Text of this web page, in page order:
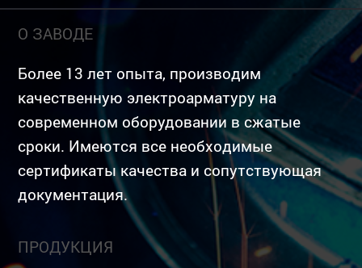
О ЗАВОДЕ
Более 13 лет опыта, производим
качественную электроарматуру на
современном оборудовании в сжатые
сроки. Имеются все необходимые
сертификаты качества и сопутствующая
документация.
ПРОДУКЦИЯ